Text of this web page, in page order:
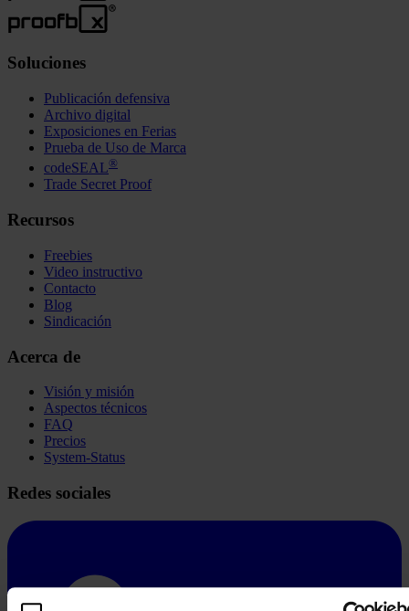
Soluciones
Publicación defensiva
Archivo digital
Exposiciones en Ferias
Prueba de Uso de Marca
codeSEAL®
Trade Secret Proof
Recursos
Freebies
Video instructivo
Contacto
Blog
Sindicación
Acerca de
Visión y misión
Aspectos técnicos
FAQ
Precios
System-Status
Redes sociales